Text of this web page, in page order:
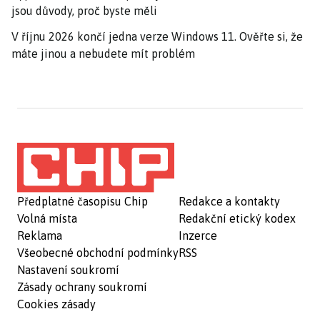
jsou důvody, proč byste měli
V říjnu 2026 končí jedna verze Windows 11. Ověřte si, že
máte jinou a nebudete mít problém
Předplatné časopisu Chip
Volná místa
Reklama
Všeobecné obchodní podmínky
Nastavení soukromí
Zásady ochrany soukromí
Cookies zásady
Redakce a kontakty
Redakční etický kodex
Inzerce
RSS